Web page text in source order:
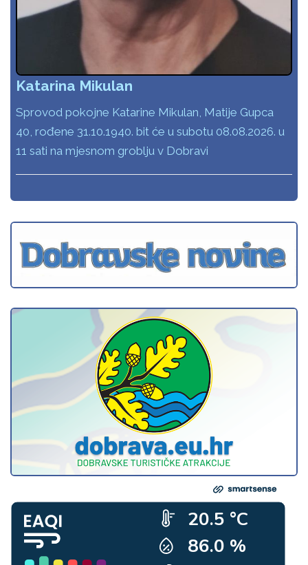
Katarina Mikulan
Sprovod pokojne Katarine Mikulan, Matije Gupca
40, rođene 31.10.1940. bit će u subotu 08.08.2026. u
11 sati na mjesnom groblju v Dobravi